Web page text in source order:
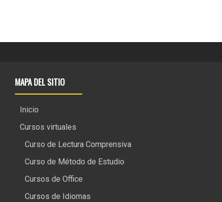
MAPA DEL SITIO
Inicio
Cursos virtuales
Curso de Lectura Comprensiva
Curso de Método de Estudio
Cursos de Office
Cursos de Idiomas